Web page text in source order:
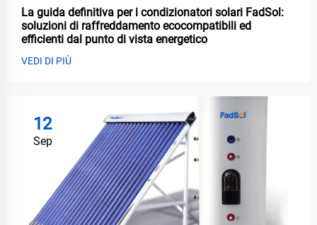
La guida definitiva per i condizionatori solari FadSol:
soluzioni di raffreddamento ecocompatibili ed
efficienti dal punto di vista energetico
VEDI DI PIÙ
12
Sep